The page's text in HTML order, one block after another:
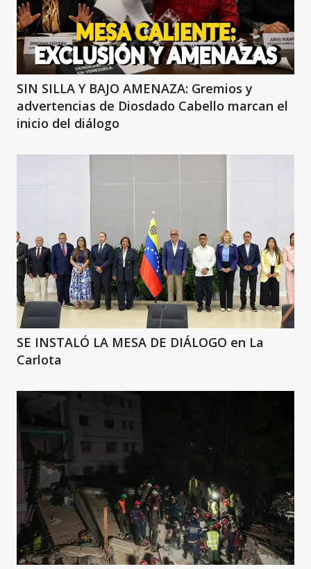
SIN SILLA Y BAJO AMENAZA: Gremios y
advertencias de Diosdado Cabello marcan el
inicio del diálogo
SE INSTALÓ LA MESA DE DIÁLOGO en La
Carlota